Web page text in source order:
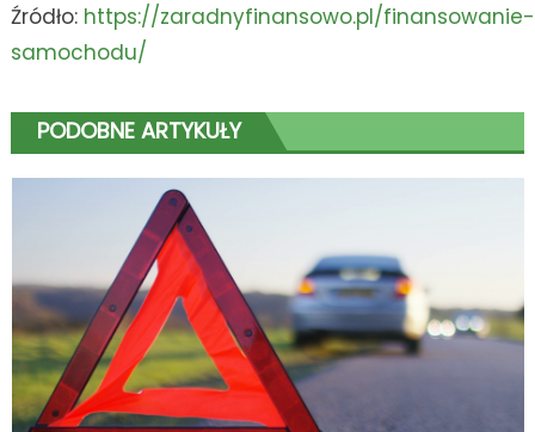
Źródło: https://zaradnyfinansowo.pl/finansowanie-
samochodu/
PODOBNE ARTYKUŁY